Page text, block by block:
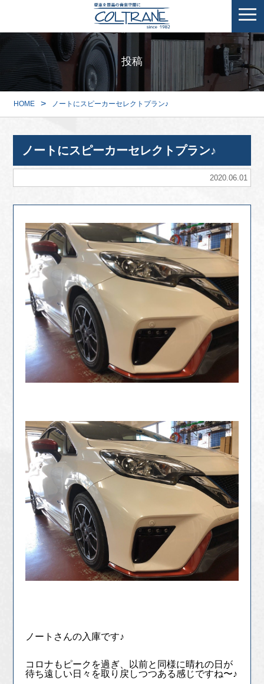
投稿
HOME > ノートにスピーカーセレクトプラン♪
ノートにスピーカーセレクトプラン♪
2020.06.01
ノートさんの入庫です♪
コロナもピークを過ぎ、以前と同様に晴れの日が
待ち遠しい日々を取り戻しつつある感じですね〜♪